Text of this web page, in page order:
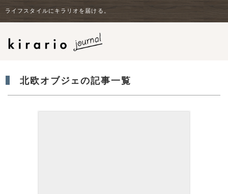
ライフスタイルにキラリオを届ける。
北欧オブジェの記事一覧